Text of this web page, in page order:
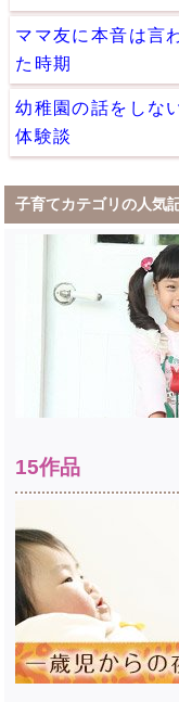
ママ友に本音は言
た時期
幼稚園の話をしな
体験談
子育てカテゴリの人気
15作品